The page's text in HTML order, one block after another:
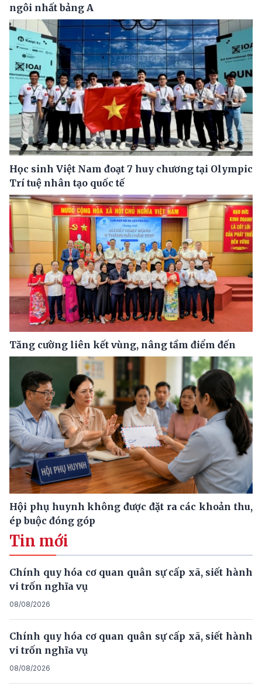
ngôi nhất bảng A
Học sinh Việt Nam đoạt 7 huy chương tại Olympic
Trí tuệ nhân tạo quốc tế
Tăng cường liên kết vùng, nâng tầm điểm đến
Hội phụ huynh không được đặt ra các khoản thu,
ép buộc đóng góp
Tin mới
Chính quy hóa cơ quan quân sự cấp xã, siết hành
vi trốn nghĩa vụ
08/08/2026
Chính quy hóa cơ quan quân sự cấp xã, siết hành
vi trốn nghĩa vụ
08/08/2026